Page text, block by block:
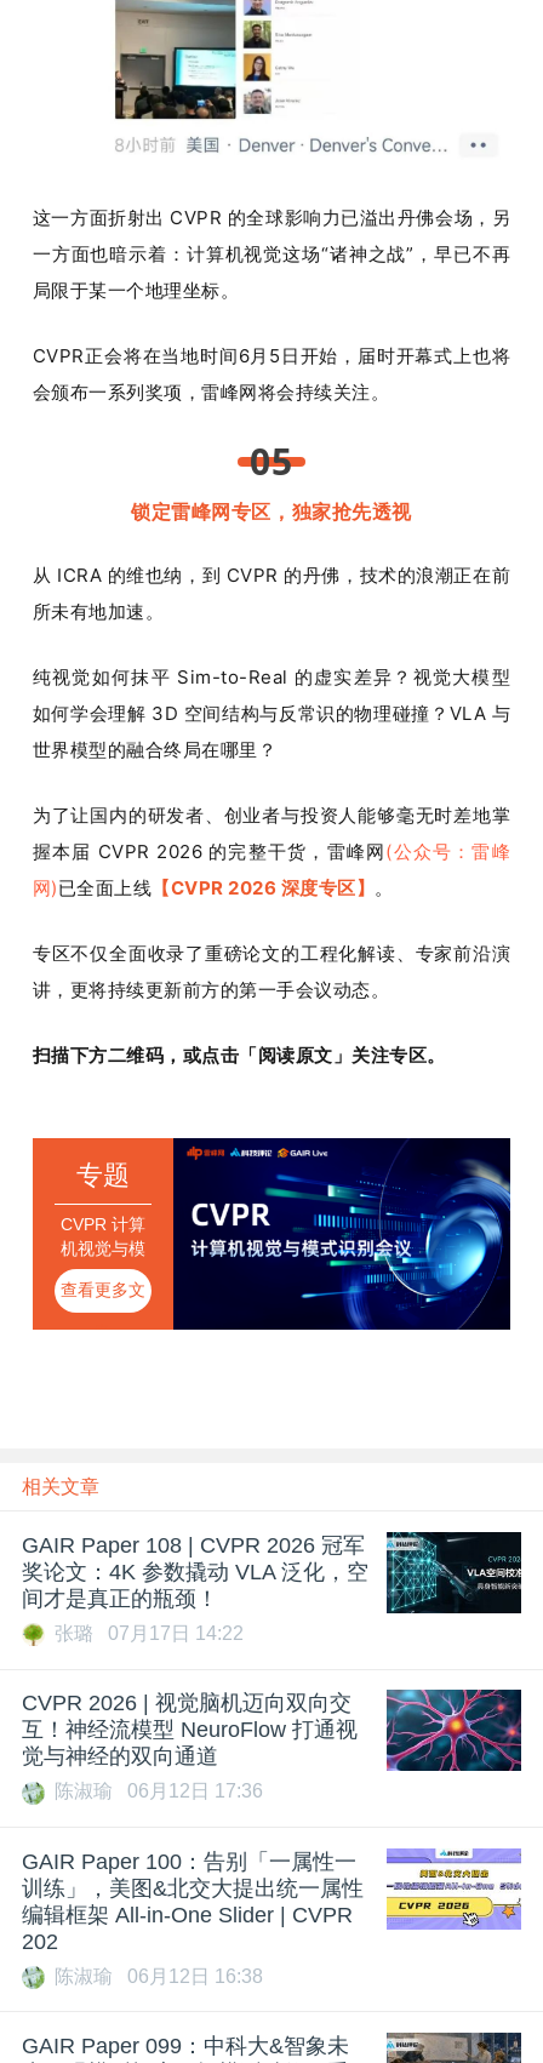
这一方面折射出 CVPR 的全球影响力已溢出丹佛会场，另
一方面也暗示着：计算机视觉这场“诸神之战”，早已不再
局限于某一个地理坐标。
CVPR正会将在当地时间6月5日开始，届时开幕式上也将
会颁布一系列奖项，雷峰网将会持续关注。
05
锁定雷峰网专区，独家抢先透视
从 ICRA 的维也纳，到 CVPR 的丹佛，技术的浪潮正在前
所未有地加速。
纯视觉如何抹平 Sim-to-Real 的虚实差异？视觉大模型
如何学会理解 3D 空间结构与反常识的物理碰撞？VLA 与
世界模型的融合终局在哪里？
为了让国内的研发者、创业者与投资人能够毫无时差地掌
握本届 CVPR 2026 的完整干货，雷峰网(公众号：雷峰
网)已全面上线 【CVPR 2026 深度专区】 。
专区不仅全面收录了重磅论文的工程化解读、专家前沿演
讲，更将持续更新前方的第一手会议动态。
扫描下方二维码，或点击「阅读原文」关注专区。
专题
CVPR 计算
机视觉与模
式识别会议
查看更多文
章
相关文章
GAIR Paper 108 | CVPR 2026 冠军
奖论文：4K 参数撬动 VLA 泛化，空
间才是真正的瓶颈！
张璐 07月17日 14:22
CVPR 2026 | 视觉脑机迈向双向交
互！神经流模型 NeuroFlow 打通视
觉与神经的双向通道
陈淑瑜 06月12日 17:36
GAIR Paper 100：告别「一属性一
训练」，美图&北交大提出统一属性
编辑框架 All-in-One Slider | CVPR
202
陈淑瑜 06月12日 16:38
GAIR Paper 099：中科大&智象未